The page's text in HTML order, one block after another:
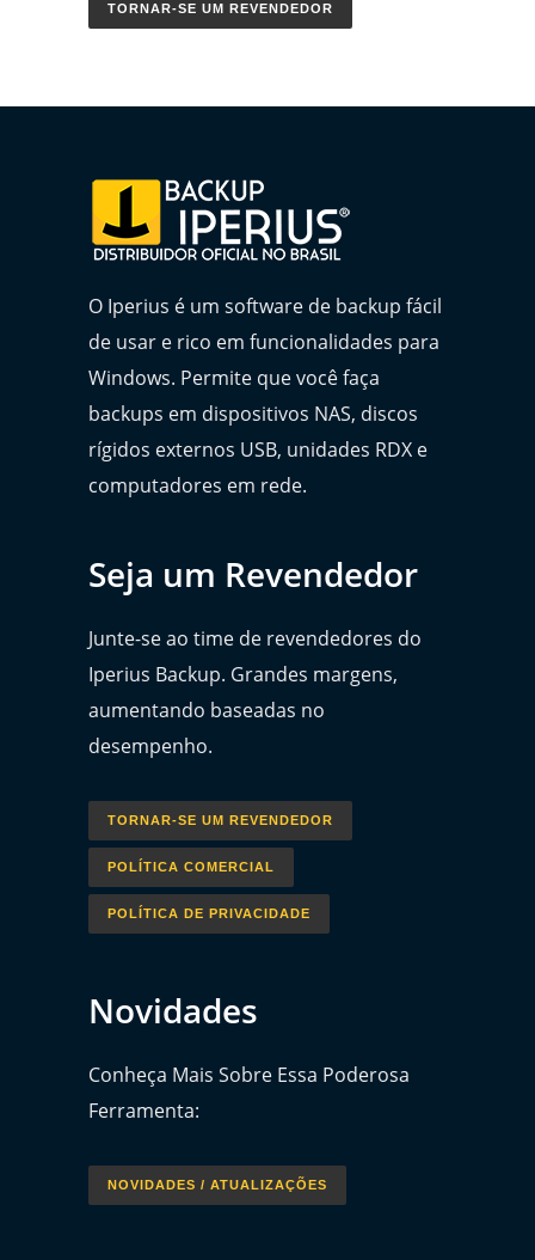
TORNAR-SE UM REVENDEDOR
O Iperius é um software de backup fácil
de usar e rico em funcionalidades para
Windows. Permite que você faça
backups em dispositivos NAS, discos
rígidos externos USB, unidades RDX e
computadores em rede.
Seja um Revendedor
Junte-se ao time de revendedores do
Iperius Backup. Grandes margens,
aumentando baseadas no
desempenho.
TORNAR-SE UM REVENDEDOR
POLÍTICA COMERCIAL
POLÍTICA DE PRIVACIDADE
Novidades
Conheça Mais Sobre Essa Poderosa
Ferramenta:
NOVIDADES / ATUALIZAÇÕES